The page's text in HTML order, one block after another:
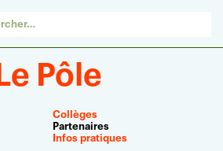
Le Pôle
Collèges
Partenaires
Infos pratiques